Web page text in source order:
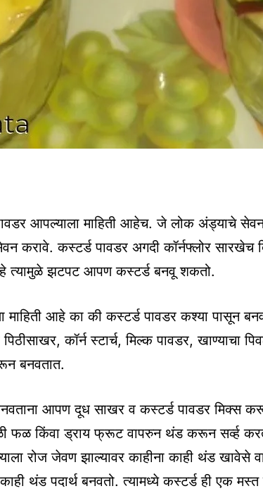
आपल्याला माहिती आहेच. जे लोक अंड्याचे सेवन
करावे. कस्टर्ड पावडर अगदी कॉर्नफ्लोर सारखेच
त्यामुळे झटपट आपण कस्टर्ड बनवू शकतो.
माहिती आहे का की कस्टर्ड पावडर कश्या पासून
पिठीसाखर, कॉर्न स्टार्च, मिल्क पावडर, खाण्याचा
बनवतात.
आपण दूध साखर व कस्टर्ड पावडर मिक्स
फळ किंवा ड्राय फ्रूट वापरुन थंड करून सर्व्ह
रोज जेवण झाल्यावर काहीना काही थंड खावेसे
थंड पदार्थ बनवतो. त्यामध्ये कस्टर्ड ही एक